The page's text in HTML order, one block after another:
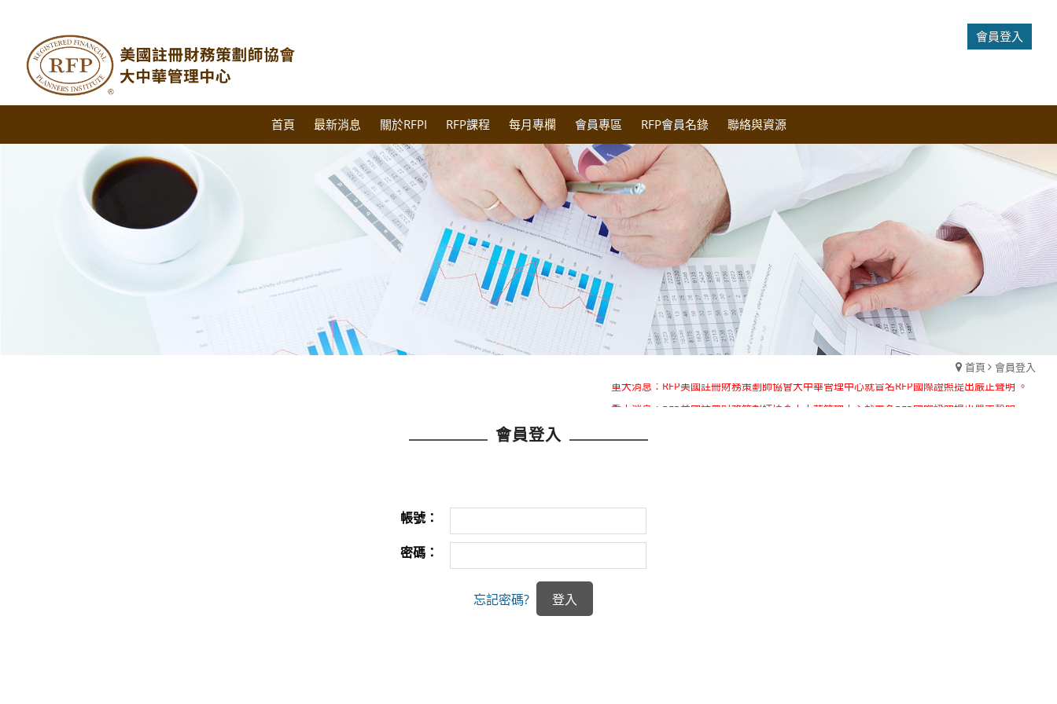
會員登入
首頁 最新消息 關於RFPI RFP課程 每月專欄 會員專區 RFP會員名錄 聯絡與資源
首頁 會員登入
重大消息：RFP美國註冊財務策劃師協會大中華管理中心就冒名RFP國際證照提出嚴正聲明 。
會員登入
帳號：
密碼：
忘記密碼?